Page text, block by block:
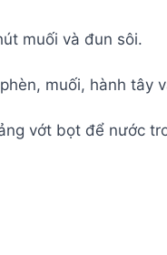
muối và đun sôi.
muối, hành tây
vớt bọt để nước